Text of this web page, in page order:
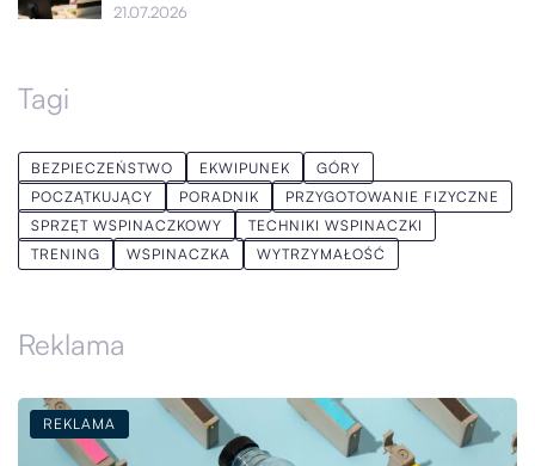
21.07.2026
Tagi
BEZPIECZEŃSTWO EKWIPUNEK
GÓRY
POCZĄTKUJĄCY
PORADNIK
PRZYGOTOWANIE FIZYCZNE
SPRZĘT WSPINACZKOWY
TECHNIKI WSPINACZKI
TRENING
WSPINACZKA WYTRZYMAŁOŚĆ
Reklama
REKLAMA